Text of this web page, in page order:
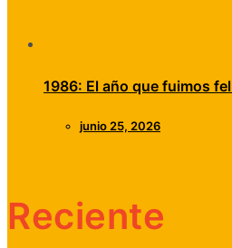
1986: El año que fuimos
junio 25, 2026
Reciente